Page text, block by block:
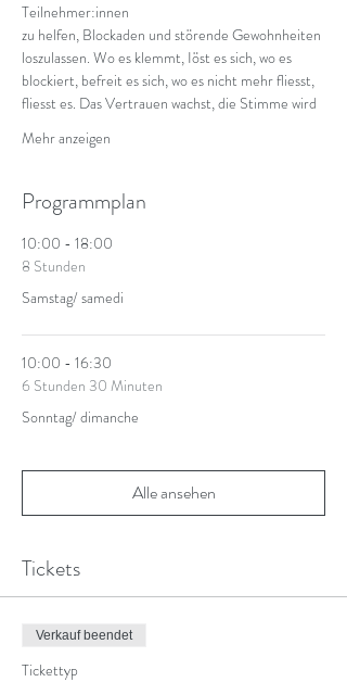
Teilnehmer:innen
zu helfen, Blockaden und störende Gewohnheiten
loszulassen. Wo es klemmt, Iöst es sich, wo es
blockiert, befreit es sich, wo es nicht mehr fliesst,
fliesst es. Das Vertrauen wachst, die Stimme wird
Mehr anzeigen
Programmplan
10:00 - 18:00
8 Stunden
Samstag/ samedi
10:00 - 16:30
6 Stunden 30 Minuten
Sonntag/ dimanche
Alle ansehen
Tickets
Verkauf beendet
Tickettyp